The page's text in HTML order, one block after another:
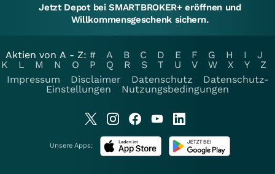
Jetzt Depot bei SMARTBROKER+ eröffnen und
Willkommensgeschenk sichern.
Aktien von A - Z: # A B C D E F G H I
J
K
L M N O P Q R S T U V W X Y
Z
Impressum
Disclaimer Datenschutz
Datenschutz-
Einstellungen
Nutzungsbedingungen
Unsere Apps: